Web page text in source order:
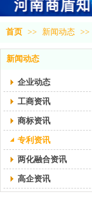
首页 >> 新闻动态 >>
新闻动态
企业动态
工商资讯
商标资讯
专利资讯
两化融合资讯
高企资讯